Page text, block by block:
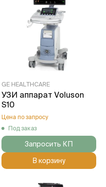
GE HEALTHCARE
УЗИ аппарат Voluson
S10
Цена по запросу
Под заказ
Запросить КП
В корзину